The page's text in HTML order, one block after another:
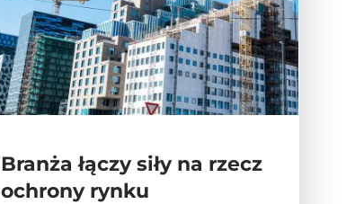
Branża łączy siły na rzecz
ochrony rynku